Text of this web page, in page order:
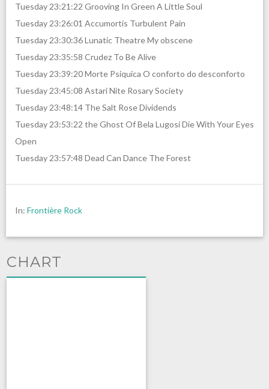
Tuesday 23:21:22 Grooving In Green A Little Soul
Tuesday 23:26:01 Accumortis Turbulent Pain
Tuesday 23:30:36 Lunatic Theatre My obscene
Tuesday 23:35:58 Crudez To Be Alive
Tuesday 23:39:20 Morte Psiquica O conforto do desconforto
Tuesday 23:45:08 Astari Nite Rosary Society
Tuesday 23:48:14 The Salt Rose Dividends
Tuesday 23:53:22 the Ghost Of Bela Lugosi Die With Your Eyes
Open
Tuesday 23:57:48 Dead Can Dance The Forest
In: Frontière Rock
CHART